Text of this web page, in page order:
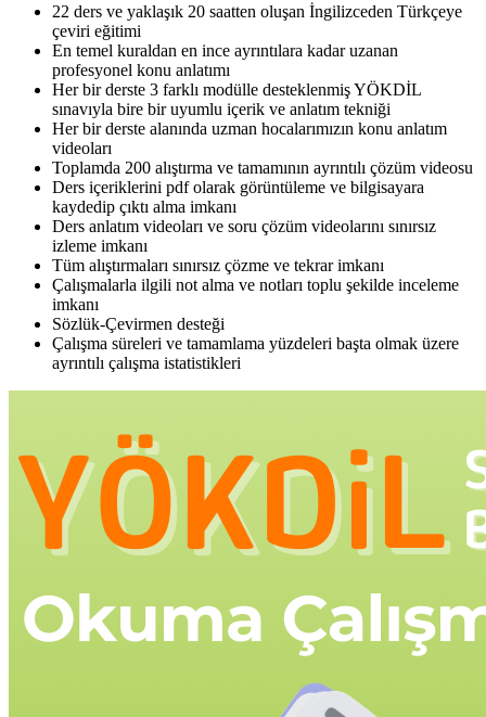
22 ders ve yaklaşık 20 saatten oluşan İngilizceden Türkçeye
çeviri eğitimi
En temel kuraldan en ince ayrıntılara kadar uzanan
profesyonel konu anlatımı
Her bir derste 3 farklı modülle desteklenmiş YÖKDİL
sınavıyla bire bir uyumlu içerik ve anlatım tekniği
Her bir derste alanında uzman hocalarımızın konu anlatım
videoları
Toplamda 200 alıştırma ve tamamının ayrıntılı çözüm videosu
Ders içeriklerini pdf olarak görüntüleme ve bilgisayara
kaydedip çıktı alma imkanı
Ders anlatım videoları ve soru çözüm videolarını sınırsız
izleme imkanı
Tüm alıştırmaları sınırsız çözme ve tekrar imkanı
Çalışmalarla ilgili not alma ve notları toplu şekilde inceleme
imkanı
Sözlük-Çevirmen desteği
Çalışma süreleri ve tamamlama yüzdeleri başta olmak üzere
ayrıntılı çalışma istatistikleri